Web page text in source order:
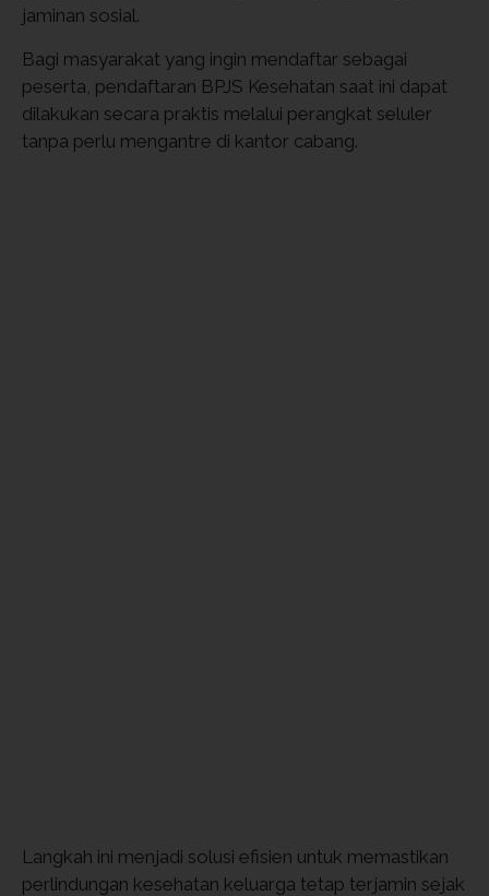
jaminan sosial.
Bagi masyarakat yang ingin mendaftar sebagai
peserta, pendaftaran BPJS Kesehatan saat ini dapat
dilakukan secara praktis melalui perangkat seluler
tanpa perlu mengantre di kantor cabang.
Langkah ini menjadi solusi efisien untuk memastikan
perlindungan kesehatan keluarga tetap terjamin sejak